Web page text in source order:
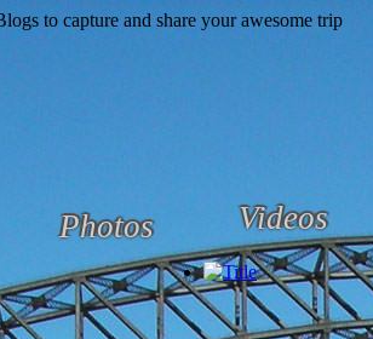
Photos Videos